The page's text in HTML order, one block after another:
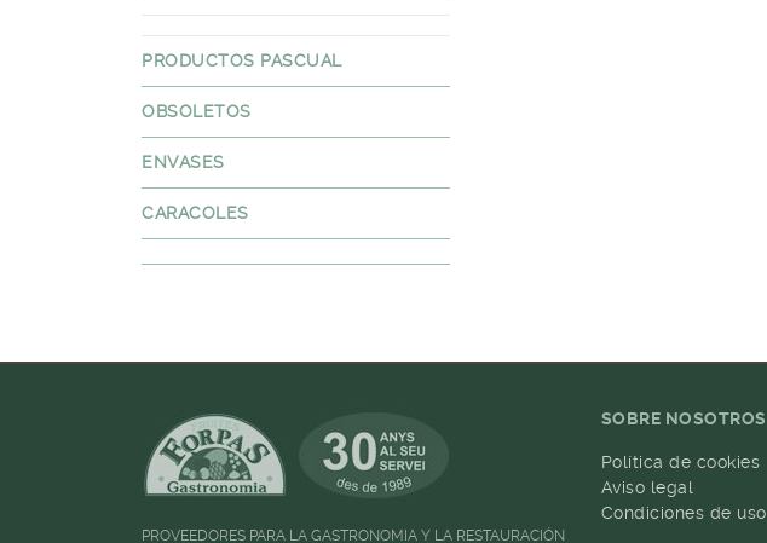
PRODUCTOS PASCUAL
OBSOLETOS
ENVASES
CARACOLES
PROVEEDORES PARA LA GASTRONOMIA Y LA RESTAURACIÓN
SOBRE NOSOTROS
Política de cookies
Aviso legal
Condiciones de uso